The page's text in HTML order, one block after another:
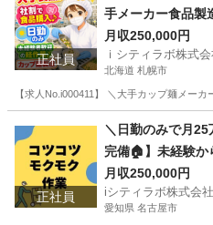
正社員
手メーカー食品
月収250,000円
ｉシティラボ株式
北海道 札幌市
【求人No.i000411】 ＼大手カップ麺メー
その他 未経験
正社員
＼日勤のみで月
完備🏠】未経験か
造・検品スタッフ✨
月収250,000円
iシティラボ株式会社
愛知県 名古屋市